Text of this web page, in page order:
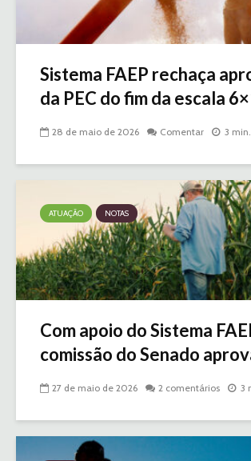
Sistema FAEP rechaça
da PEC do fim da escala
28 de maio de 2026 Comentar 3
ATUAÇÃO NOTAS
Com apoio do Sistema
comissão do Senado
27 de maio de 2026 2 comentários 3